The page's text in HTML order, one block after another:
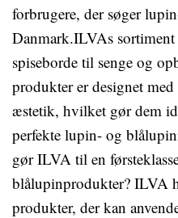
forbrugere, der søger
Danmark.ILVAs
spiseborde til senge og
produkter er designet
æstetik, hvilket gør dem
perfekte lupin- og
gør ILVA til en
blålupinprodukter? ILVA
produkter, der kan